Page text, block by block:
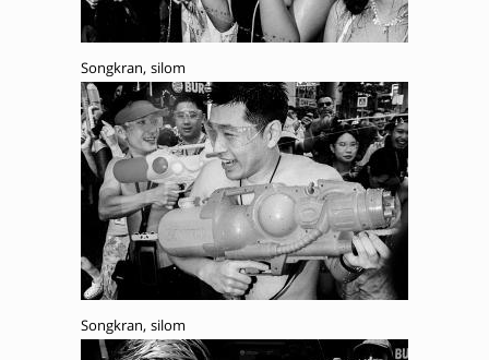
Songkran, silom
Songkran, silom